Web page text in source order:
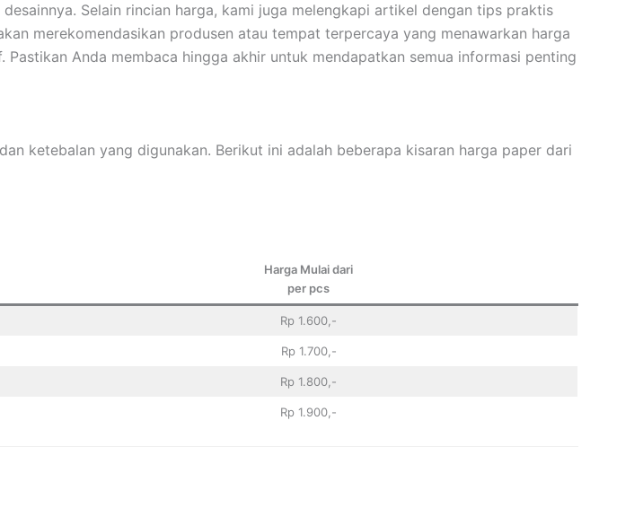
Selain rincian harga, kami juga melengkapi artikel dengan tips praktis
merekomendasikan produsen atau tempat terpercaya yang menawarkan harga
Anda membaca hingga akhir untuk mendapatkan semua informasi penting
ketebalan yang digunakan. Berikut ini adalah beberapa kisaran harga paper dari
Harga Mulai dari
per pcs
Rp 1.600,-
Rp 1.700,-
Rp 1.800,-
Rp 1.900,-